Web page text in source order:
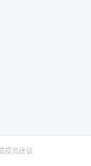
投资建议